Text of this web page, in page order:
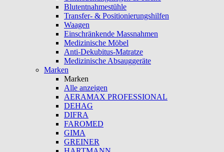
Blutentnahmestühle
Transfer- & Positionierungshilfen
Waagen
Einschränkende Massnahmen
Medizinische Möbel
Anti-Dekubitus-Matratze
Medizinische Absauggeräte
Marken
Marken
Alle anzeigen
AERAMAX PROFESSIONAL
DEHAG
DIFRA
FAROMED
GIMA
GREINER